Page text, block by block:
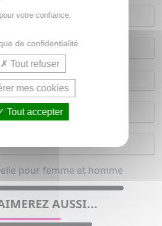
pour femme et homme
AUSSI...
votre confiance.
de confidentialité
Tout refuser
mes cookies
Tout accepter